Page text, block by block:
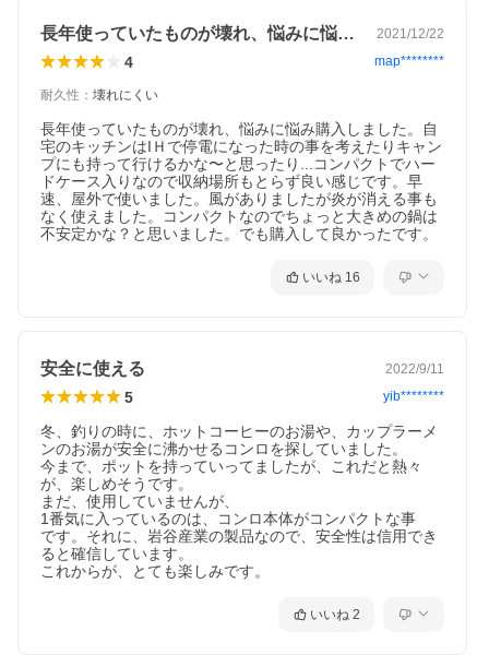
長年使っていたものが壊れ、悩みに悩み購… 2021/12/22
4 map********
耐久性 ： 壊れにくい
長年使っていたものが壊れ、悩みに悩み購入しました。自
宅のキッチンはIＨで停電になった時の事を考えたりキャン
プにも持って行けるかな〜と思ったり...コンパクトでハー
ドケース入りなので収納場所もとらず良い感じです。早
速、屋外で使いました。風がありましたが炎が消える事も
なく使えました。コンパクトなのでちょっと大きめの鍋は
不安定かな？と思いました。でも購入して良かったです。
いいね 16
安全に使える 2022/9/11
5 yib********
冬、釣りの時に、ホットコーヒーのお湯や、カップラーメ
ンのお湯が安全に沸かせるコンロを探していました。
今まで、ポットを持っていってましたが、これだと熱々
が、楽しめそうです。
まだ、使用していませんが、
1番気に入っているのは、コンロ本体がコンパクトな事
です。それに、岩谷産業の製品なので、安全性は信用でき
ると確信しています。
これからが、とても楽しみです。
いいね 2